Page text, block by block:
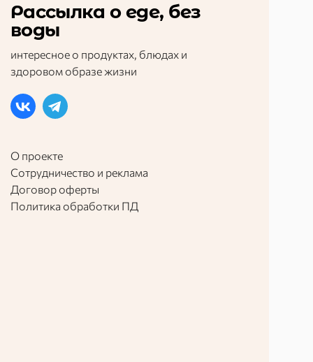
Рассылка о еде, без
воды
интересное о продуктах, блюдах и
здоровом образе жизни
О проекте
Сотрудничество и реклама
Договор оферты
Политика обработки ПД